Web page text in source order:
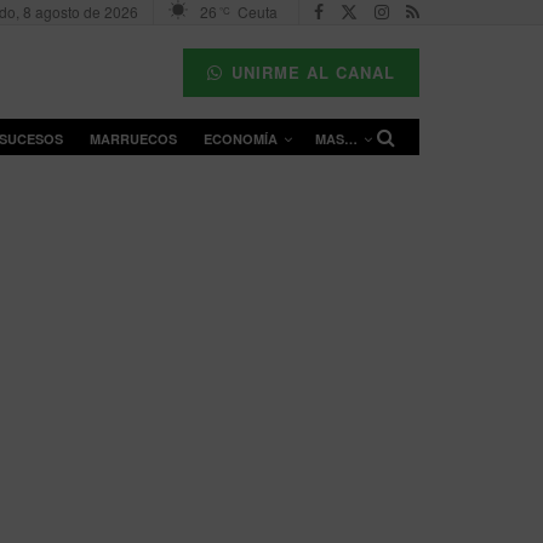
8 agosto de 2026 26 °C Ceuta
UNIRME AL CANAL
MARRUECOS ECONOMÍA MAS…